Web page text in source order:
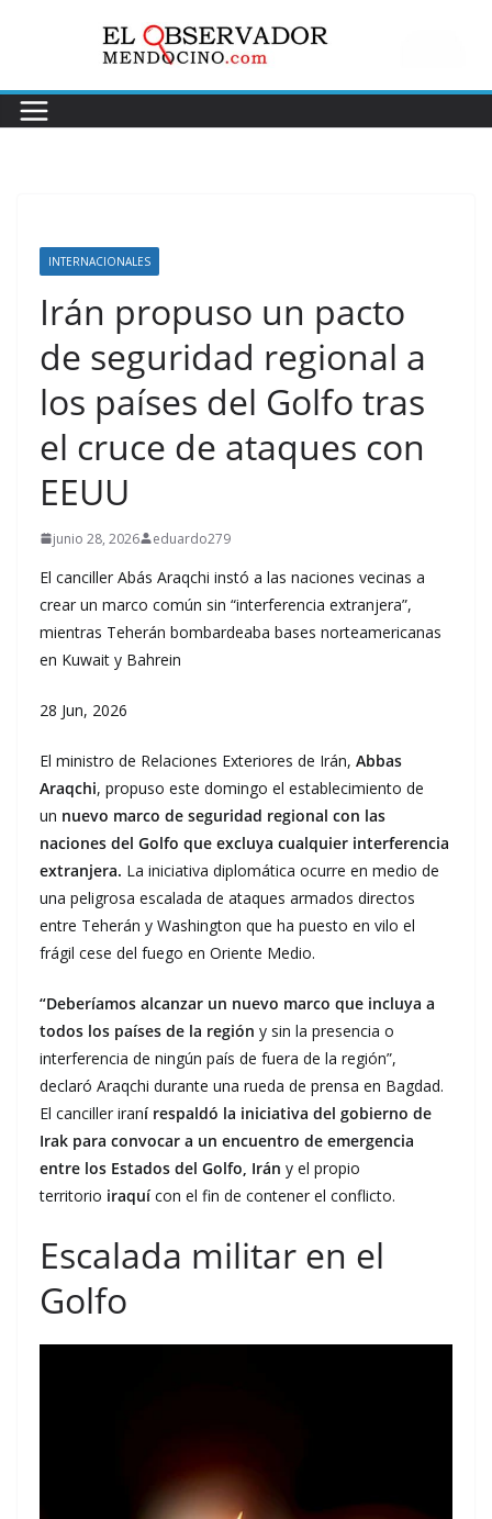
INTERNACIONALES
Irán propuso un pacto
de seguridad regional a
los países del Golfo tras
el cruce de ataques con
EEUU
junio 28, 2026 eduardo279
El canciller Abás Araqchi instó a las naciones vecinas a
crear un marco común sin “interferencia extranjera”,
mientras Teherán bombardeaba bases norteamericanas
en Kuwait y Bahrein
28 Jun, 2026
El ministro de Relaciones Exteriores de Irán, Abbas
Araqchi, propuso este domingo el establecimiento de
un nuevo marco de seguridad regional con las
naciones del Golfo que excluya cualquier interferencia
extranjera. La iniciativa diplomática ocurre en medio de
una peligrosa escalada de ataques armados directos
entre Teherán y Washington que ha puesto en vilo el
frágil cese del fuego en Oriente Medio.
“Deberíamos alcanzar un nuevo marco que incluya a
todos los países de la región y sin la presencia o
interferencia de ningún país de fuera de la región”,
declaró Araqchi durante una rueda de prensa en Bagdad.
El canciller iraní respaldó la iniciativa del gobierno de
Irak para convocar a un encuentro de emergencia
entre los Estados del Golfo, Irán y el propio
territorio iraquícon el fin de contener el conflicto.
Escalada militar en el
Golfo